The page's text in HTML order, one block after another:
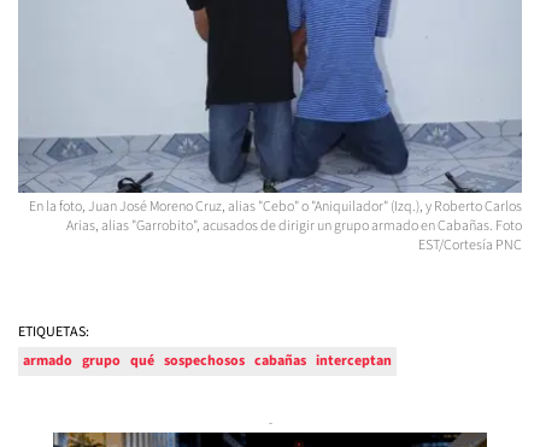
En la foto, Juan José Moreno Cruz, alias "Cebo" o "Aniquilador" (Izq.), y Roberto Carlos
Arias, alias "Garrobito", acusados de dirigir un grupo armado en Cabañas. Foto
EST/Cortesía PNC
ETIQUETAS:
armado grupo qué sospechosos cabañas interceptan